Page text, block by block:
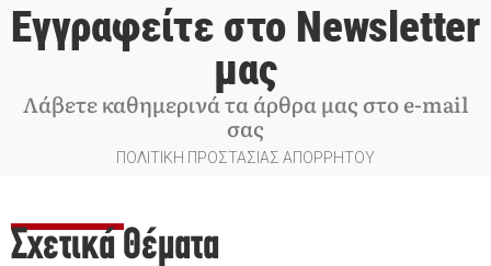
Εγγραφείτε στο Newsletter
μας
Λάβετε καθημερινά τα άρθρα μας στο e-mail
σας
ΠΟΛΙΤΙΚΗ ΠΡΟΣΤΑΣΙΑΣ ΑΠΟΡΡΗΤΟΥ
Σχετικά Θέματα